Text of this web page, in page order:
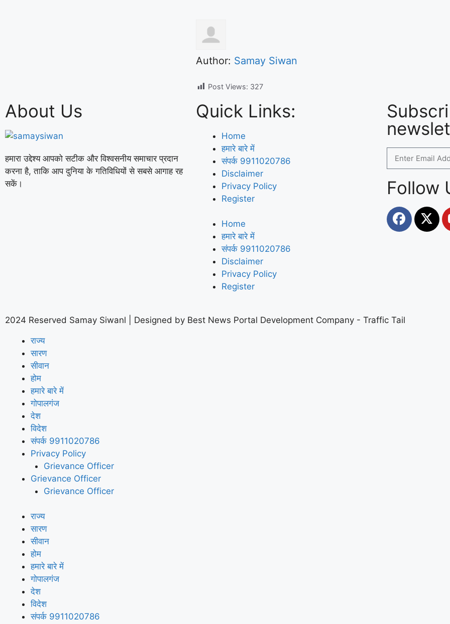
Author: Samay Siwan
Post Views: 327
About Us
हमारा उद्देश्य आपको सटीक और विश्वसनीय समाचार प्रदान
करना है, ताकि आप दुनिया के गतिविधियों से सबसे आगाह रह
सकें।
Quick Links:
Home
हमारे बारे में
संपर्क 9911020786
Disclaimer
Privacy Policy
Register
Home
हमारे बारे में
संपर्क 9911020786
Disclaimer
Privacy Policy
Register
Follow
2024 Reserved Samay Siwanl | Designed by Best News Portal Development Company - Traffic Tail
राज्य
सारण
सीवान
होम
हमारे बारे में
गोपालगंज
देश
विदेश
संपर्क 9911020786
Privacy Policy
Grievance Officer
Grievance Officer
Grievance Officer
राज्य
सारण
सीवान
होम
हमारे बारे में
गोपालगंज
देश
विदेश
संपर्क 9911020786